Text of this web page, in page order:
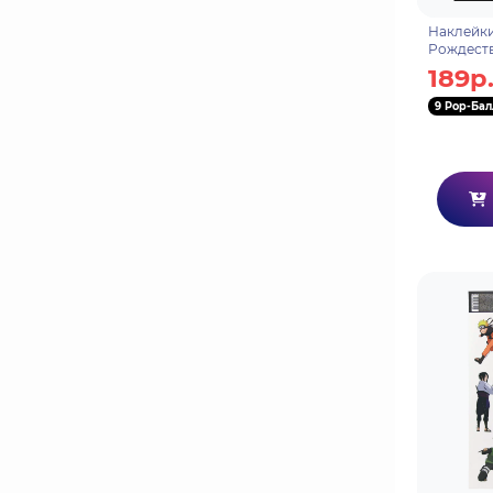
189р.
9 Pop-